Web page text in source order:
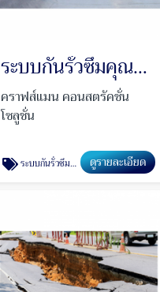
ระบบกันรั่วซึมคุณภาพสูง Polyurea
คราฟส์แมน คอนสตรัคชั่น
โซลูชั่น
ระบบกันรั่วซึมคุณภาพสูง Polyurea ดูรายละเอียด